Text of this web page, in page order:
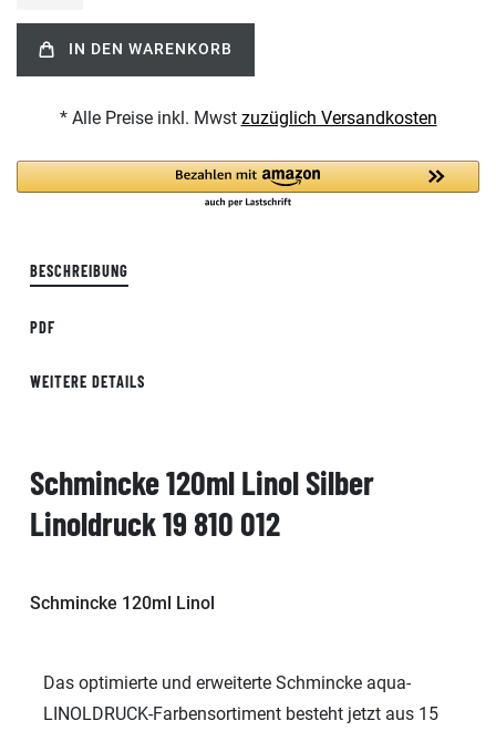
IN DEN WARENKORB
* Alle Preise inkl. Mwst zuzüglich Versandkosten
BESCHREIBUNG
PDF
WEITERE DETAILS
Schmincke 120ml Linol Silber
Linoldruck 19 810 012
Schmincke 120ml Linol
Das optimierte und erweiterte Schmincke aqua-
LINOLDRUCK-Farbensortiment besteht jetzt aus 15